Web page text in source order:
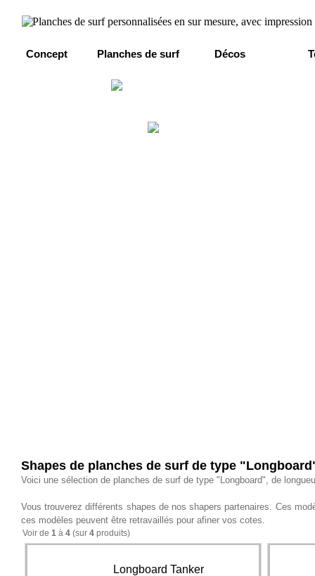
Concept Planches de surf Décos
Shapes de planches de surf de type
Voici une sélection de planches de surf de type "Longboard", de
Vous trouverez différents shapes de nos shapers partenaires. Ces
ces modèles peuvent être retravaillés pour afiner vos cotes.
Voir de 1 à 4 (sur 4 produits)
Longboard Tanker